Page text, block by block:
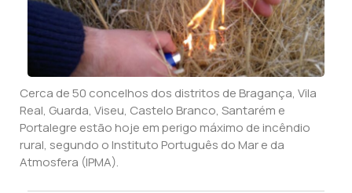
Cerca de 50 concelhos dos distritos de Bragança, Vila
Real, Guarda, Viseu, Castelo Branco, Santarém e
Portalegre estão hoje em perigo máximo de incêndio
rural, segundo o Instituto Português do Mar e da
Atmosfera (IPMA).